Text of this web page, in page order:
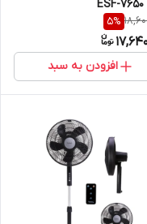
5%
افزودن به سبد